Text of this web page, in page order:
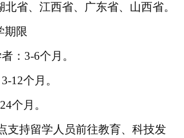
省、江西省、广东省、山西省。
期限
： 3-6个月。
3-12个月。
个月。
支持留学人员前往教育、科技发